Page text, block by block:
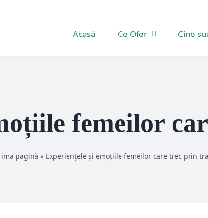
Acasă Ce Ofer Cine
femeilor
pagină » Experiențele și emoțiile femeilor care trec prin